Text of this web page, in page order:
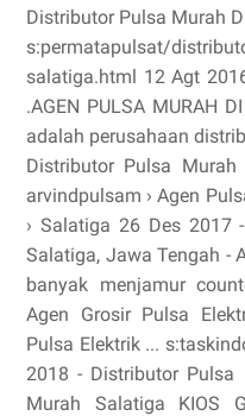
Distributor Pulsa Murah
s:permatapulsat/
salatiga.html 12 Agt
.AGEN PULSA MURAH
adalah perusahaan
Distributor Pulsa
arvindpulsam › Agen
› Salatiga 26 Des 2017
Salatiga, Jawa Tengah -
banyak menjamur
Agen Grosir Pulsa
Pulsa Elektrik ...
2018 - Distributor
Murah Salatiga KIOS